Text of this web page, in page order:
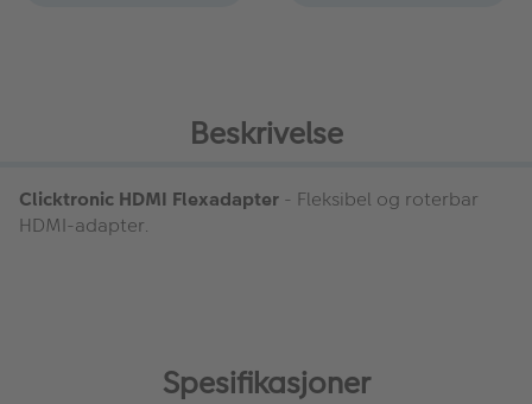
Beskrivelse
Clicktronic HDMI Flexadapter - Fleksibel og roterbar
HDMI-adapter.
Spesifikasjoner